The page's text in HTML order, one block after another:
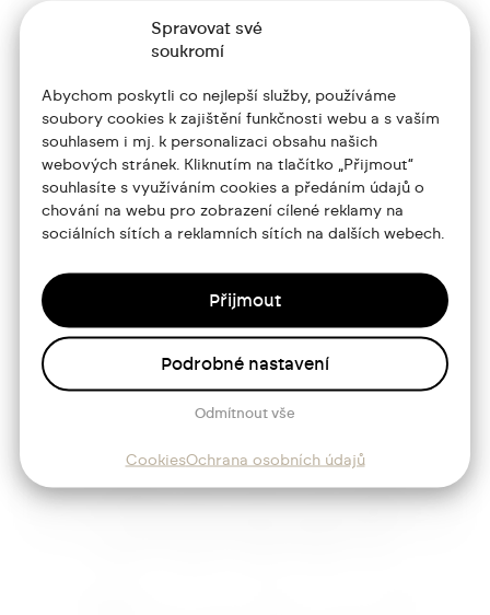
Spravovat své
soukromí
Abychom poskytli co nejlepší služby, používáme
soubory cookies k zajištění funkčnosti webu a s vaším
souhlasem i mj. k personalizaci obsahu našich
webových stránek. Kliknutím na tlačítko „Přijmout“
souhlasíte s využíváním cookies a předáním údajů o
chování na webu pro zobrazení cílené reklamy na
sociálních sítích a reklamních sítích na dalších webech.
Přijmout
Odmítnout vše
Podrobné nastavení
CookiesOchrana osobních údajů
Portfolio
O mně
Služby
Blog
Kontakt
+420 773 986 416
Josef